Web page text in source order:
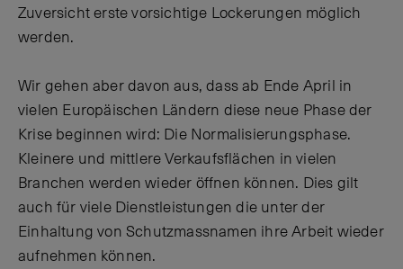
Zuversicht erste vorsichtige Lockerungen möglich
werden.
Wir gehen aber davon aus, dass ab Ende April in
vielen Europäischen Ländern diese neue Phase der
Krise beginnen wird: Die Normalisierungsphase.
Kleinere und mittlere Verkaufsflächen in vielen
Branchen werden wieder öffnen können. Dies gilt
auch für viele Dienstleistungen die unter der
Einhaltung von Schutzmassnamen ihre Arbeit wieder
aufnehmen können.